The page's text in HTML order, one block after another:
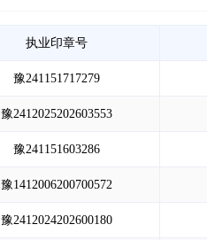
执业印章号
豫241151717279
豫2412025202603553
豫241151603286
豫1412006200700572
豫2412024202600180